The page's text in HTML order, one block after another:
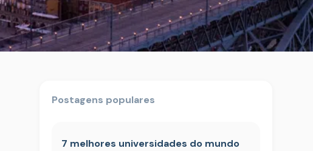
Postagens populares
7 melhores universidades do mundo